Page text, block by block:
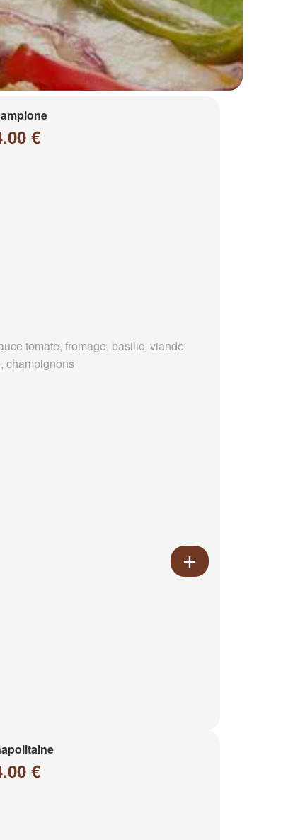
€
tomate, fromage, basilic, viande
champignons
€